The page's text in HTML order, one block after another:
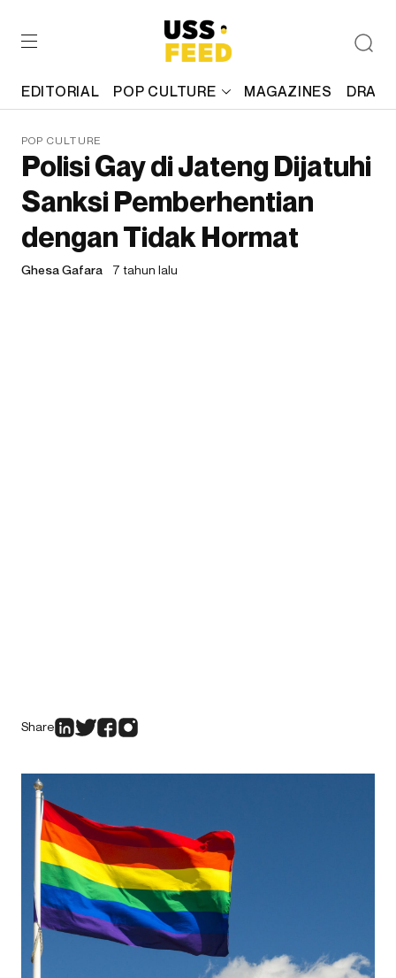
EDITORIAL POP CULTURE MAGAZINES
POP CULTURE
Polisi Gay di Jateng Dijatuhi
Sanksi Pemberhentian
dengan Tidak Hormat
Ghesa Gafara 7 tahun lalu
Share